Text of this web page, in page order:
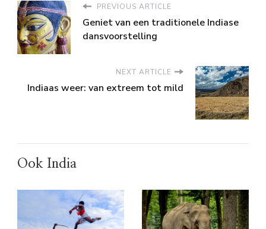
PREVIOUS ARTICLE
Geniet van een traditionele Indiase
dansvoorstelling
NEXT ARTICLE
Indiaas weer: van extreem tot mild
Ook India